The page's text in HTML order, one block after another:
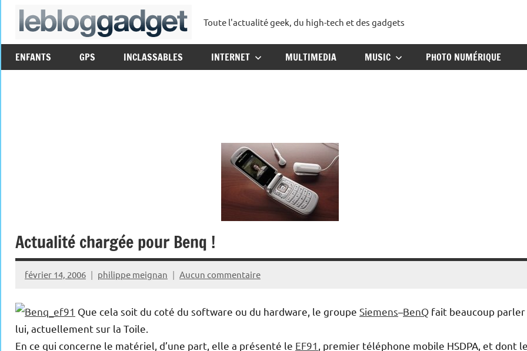
Aller
lebloggadget
Toute l'actualité geek, du high-tech et des gadgets
ENFANTS GPS INCLASSABLES INTERNET MULTIMEDIA MUSIC PHOTO NUMÉRIQUE
Actualité chargée pour Benq !
février 14, 2006 philippe meignan Aucun commentaire
Que cela soit du coté du software ou du hardware, le groupe Siemens–BenQ fait beaucoup parler
lui, actuellement sur la Toile.
En ce qui concerne le matériel, d’une part, elle a présenté le EF91 , premier téléphone mobile HSDPA, et dont le